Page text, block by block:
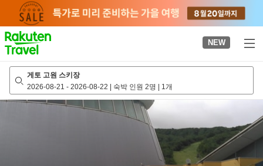
page
NEW
게토 고원 스키장
2026-08-21 - 2026-08-22 | 숙박 인원 2명 | 1개